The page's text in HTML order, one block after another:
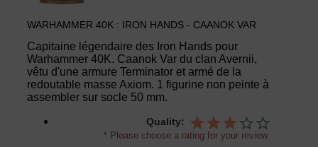
WARHAMMER 40K : IRON HANDS - CAANOK VAR
Capitaine légendaire des Iron Hands pour
Warhammer 40K. Caanok Var du clan Avernii,
vêtu d'une armure Terminator et armé de la
redoutable masse Axiom. 1 figurine non peinte à
assembler sur socle 50 mm.
Quality:
* Please choose a rating for your review.